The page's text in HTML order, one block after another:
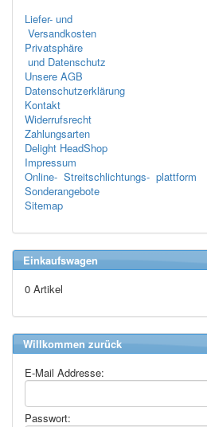
Liefer- und
Versandkosten
Privatsphäre
und Datenschutz
Unsere AGB
Datenschutzerklärung
Kontakt
Widerrufsrecht
Zahlungsarten
Delight HeadShop
Impressum
Online- Streitschlichtungs- plattform
Sonderangebote
Sitemap
Einkaufswagen
0 Artikel
Willkommen zurück
E-Mail Addresse:
Passwort: